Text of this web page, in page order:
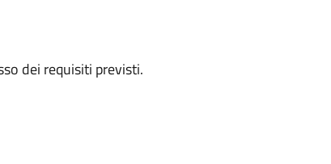
dei requisiti previsti.